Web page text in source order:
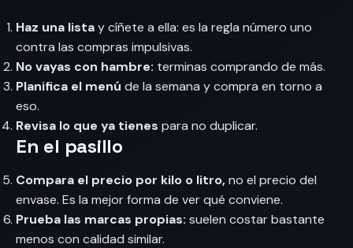
Haz una listay cíñete a ella: es la regla número uno
contra las compras impulsivas.
No vayas con hambre: terminas comprando de más.
Planifica el menú de la semana y compra en torno a
eso.
Revisa lo que ya tienes para no duplicar.
En el pasillo
Compara el precio por kilo o litro,no el precio del
envase. Es la mejor forma de ver qué conviene.
Prueba las marcas propias: suelen costar bastante
menos con calidad similar.